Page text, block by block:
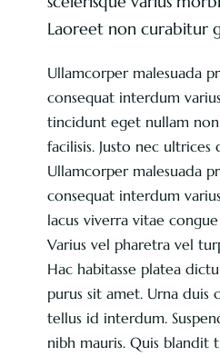
Laoreet non curabitur
Ullamcorper malesuada
consequat interdum
tincidunt eget nullam
facilisis. Justo nec ultrices
Ullamcorper malesuada
consequat interdum
lacus viverra vitae
Varius vel pharetra vel
Hac habitasse platea
purus sit amet. Urna duis
tellus id interdum.
nibh mauris. Quis blandit